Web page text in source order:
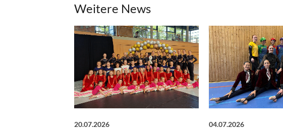
Weitere News
20.07.2026 04.07.2026